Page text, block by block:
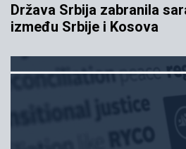
Država Srbija zabranila
između Srbije i Kosova